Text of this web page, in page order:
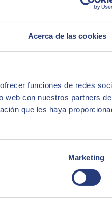
Acerca de las cookies
funciones de redes
web con nuestros partners de
que les haya
Marketing